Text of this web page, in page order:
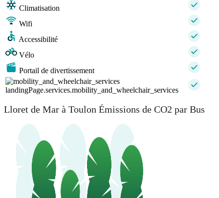
Climatisation
Wifi
Accessibilité
Vélo
Portail de divertissement
landingPage.services.mobility_and_wheelchair_services
Lloret de Mar à Toulon Émissions de CO2 par Bus